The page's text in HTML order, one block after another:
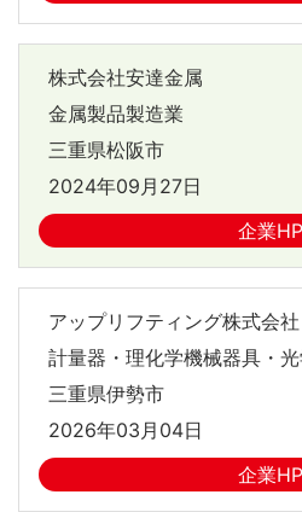
株式会社安達金属
金属製品製造業
三重県松阪市
2024年09月27日
企業HP
アップリフティング株式会社
計量器・理化学機械器具・
三重県伊勢市
2026年03月04日
企業HP